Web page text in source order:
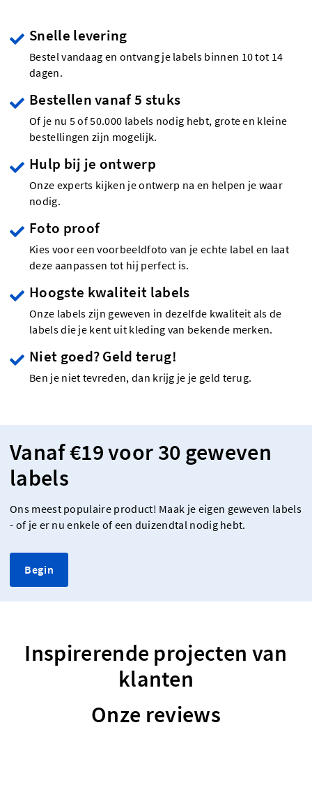
Snelle levering
Bestel vandaag en ontvang je labels binnen 10 tot 14
dagen.
Bestellen vanaf 5 stuks
Of je nu 5 of 50.000 labels nodig hebt, grote en kleine
bestellingen zijn mogelijk.
Hulp bij je ontwerp
Onze experts kijken je ontwerp na en helpen je waar
nodig.
Foto proof
Kies voor een voorbeeldfoto van je echte label en laat
deze aanpassen tot hij perfect is.
Hoogste kwaliteit labels
Onze labels zijn geweven in dezelfde kwaliteit als de
labels die je kent uit kleding van bekende merken.
Niet goed? Geld terug!
Ben je niet tevreden, dan krijg je je geld terug.
Vanaf €19 voor 30 geweven
labels
Ons meest populaire product! Maak je eigen geweven labels
- of je er nu enkele of een duizendtal nodig hebt.
Begin
Inspirerende projecten van
klanten
Onze reviews